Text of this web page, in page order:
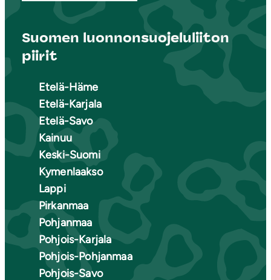
Suomen luonnonsuojeluliiton
piirit
Etelä-Häme
Etelä-Karjala
Etelä-Savo
Kainuu
Keski-Suomi
Kymenlaakso
Lappi
Pirkanmaa
Pohjanmaa
Pohjois-Karjala
Pohjois-Pohjanmaa
Pohjois-Savo